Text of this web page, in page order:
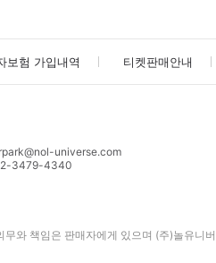
보험 가입내역 티켓판매안내
universe.com
3479-4340
와 책임은 판매자에게 있으며 (주)놀유니